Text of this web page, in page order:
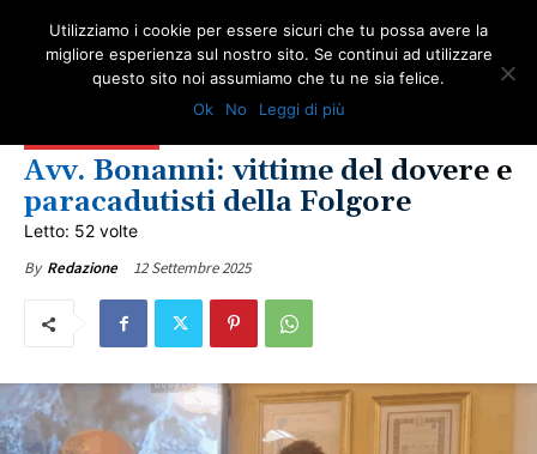
AMIANTO E SOCIETÀ
NEWS VITTIME DEL DOVERE
Avv. Bonanni: vittime del dovere e
paracadutisti della Folgore
Letto: 52 volte
By Redazione 12 Settembre 2025
Utilizziamo i cookie per essere sicuri che tu possa avere la
migliore esperienza sul nostro sito. Se continui ad utilizzare
questo sito noi assumiamo che tu ne sia felice.
Ok
No Leggi di più